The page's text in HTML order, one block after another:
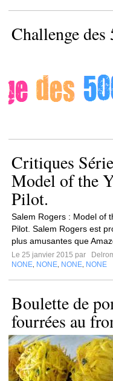
Challenge
Critiques
Model of the
Pilot.
Salem Rogers : Model of
Pilot. Salem Rogers est
plus amusantes que
Le 25 janvier 2015 par
NONE NONE NONE NONE
Boulette de
fourrées au